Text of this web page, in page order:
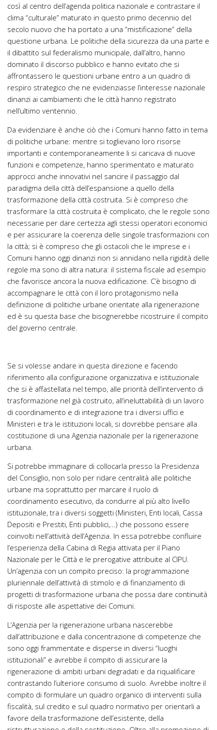
così al centro dell’agenda politica nazionale e contrastare il
clima “culturale” maturato in questo primo decennio del
secolo nuovo che ha portato a una “mistificazione” della
questione urbana. Le politiche della sicurezza da una parte e
il dibattito sul federalismo municipale, dall’altro, hanno
dominato il discorso pubblico e hanno evitato che si
affrontassero le questioni urbane entro a un quadro di
respiro strategico che ne evidenziasse l’interesse nazionale
dinanzi ai cambiamenti che le città hanno registrato
nell’ultimo ventennio.
Da evidenziare è anche ciò che i Comuni hanno fatto in tema
di politiche urbane: mentre si toglievano loro risorse
importanti e contemporaneamente li si caricava di nuove
funzioni e competenze, hanno sperimentato e maturato
approcci anche innovativi nel sancire il passaggio dal
paradigma della città dell’espansione a quello della
trasformazione della città costruita. Si è compreso che
trasformare la città costruita è complicato, che le regole sono
necessarie per dare certezza agli stessi operatori economici
e per assicurare la coerenza delle singole trasformazioni con
la città; si è compreso che gli ostacoli che le imprese e i
Comuni hanno oggi dinanzi non si annidano nella rigidità delle
regole ma sono di altra natura: il sistema fiscale ad esempio
che favorisce ancora la nuova edificazione. C’è bisogno di
accompagnare le città con il loro protagonismo nella
definizione di politiche urbane orientate alla rigenerazione
ed è su questa base che bisognerebbe ricostruire il compito
del governo centrale.
Se si volesse andare in questa direzione e facendo
riferimento alla configurazione organizzativa e istituzionale
che si è affastellata nel tempo, alle priorità dell’intervento di
trasformazione nel già costruito, all’ineluttabilità di un lavoro
di coordinamento e di integrazione tra i diversi uffici e
Ministeri e tra le istituzioni locali, si dovrebbe pensare alla
costituzione di una Agenzia nazionale per la rigenerazione
urbana.
Si potrebbe immaginare di collocarla presso la Presidenza
del Consiglio, non solo per ridare centralità alle politiche
urbane ma soprattutto per marcare il ruolo di
coordinamento esecutivo, da condurre al più alto livello
istituzionale, tra i diversi soggetti (Ministeri, Enti locali, Cassa
Depositi e Prestiti, Enti pubblici,…) che possono essere
coinvolti nell’attività dell’Agenzia. In essa potrebbe confluire
l’esperienza della Cabina di Regia attivata per il Piano
Nazionale per le Città e le prerogative attribuite al CIPU.
Un’agenzia con un compito preciso: la programmazione
pluriennale dell’attività di stimolo e di finanziamento di
progetti di trasformazione urbana che possa dare continuità
di risposte alle aspettative dei Comuni.
L’Agenzia per la rigenerazione urbana nascerebbe
dall’attribuzione e dalla concentrazione di competenze che
sono oggi frammentate e disperse in diversi “luoghi
istituzionali” e avrebbe il compito di assicurare la
rigenerazione di ambiti urbani degradati e da riqualificare
contrastando l’ulteriore consumo di suolo. Avrebbe inoltre il
compito di formulare un quadro organico di interventi sulla
fiscalità, sul credito e sul quadro normativo per orientarli a
favore della trasformazione dell’esistente, della